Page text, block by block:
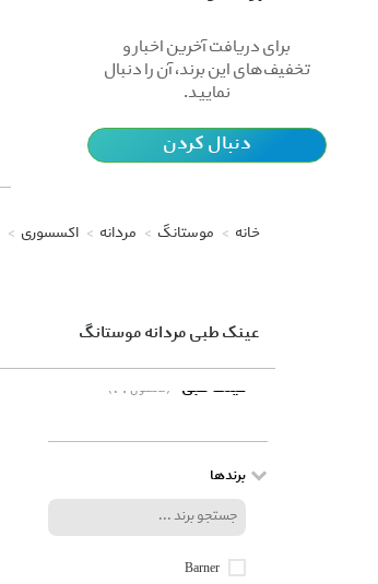
برای دریافت آخرین اخبار و
تخفیف‌های این برند، آن را دنبال
نمایید.
دنبال کردن
خانه موستانگ مردانه اکسسوری
عینک طبی مردانه موستانگ
(21 محصول) عینک طبی
برندها
Barner